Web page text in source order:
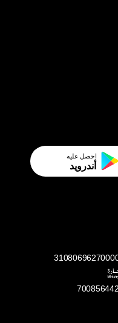
احصل عليه
أندرويد